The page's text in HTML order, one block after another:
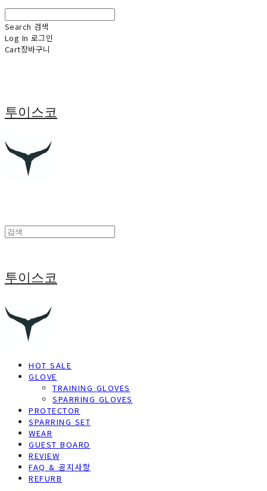
Search 검색
Log In 로그인
Cart장바구니
투이스코
투이스코
HOT SALE
GLOVE
TRAINING GLOVES
SPARRING GLOVES
PROTECTOR
SPARRING SET
WEAR
GUEST BOARD
REVIEW
FAQ & 공지사항
REFURB